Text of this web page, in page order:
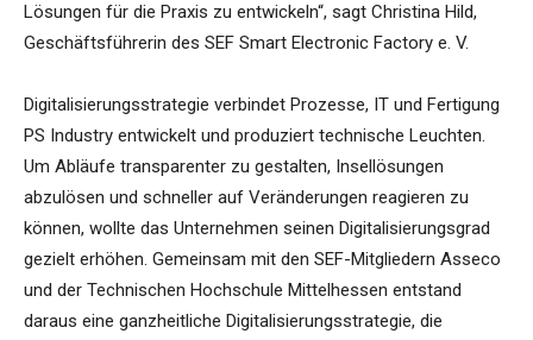
Lösungen für die Praxis zu entwickeln“, sagt Christina Hild,
Geschäftsführerin des SEF Smart Electronic Factory e. V.
Digitalisierungsstrategie verbindet Prozesse, IT und Fertigung
PS Industry entwickelt und produziert technische Leuchten.
Um Abläufe transparenter zu gestalten, Insellösungen
abzulösen und schneller auf Veränderungen reagieren zu
können, wollte das Unternehmen seinen Digitalisierungsgrad
gezielt erhöhen. Gemeinsam mit den SEF-Mitgliedern Asseco
und der Technischen Hochschule Mittelhessen entstand
daraus eine ganzheitliche Digitalisierungsstrategie, die